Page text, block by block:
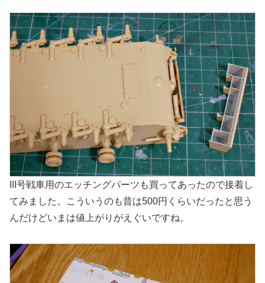
III号戦車用のエッチングパーツも買ってあったので接着し
てみました。こういうのも昔は500円くらいだったと思う
んだけどいまは値上がりがえぐいですね。